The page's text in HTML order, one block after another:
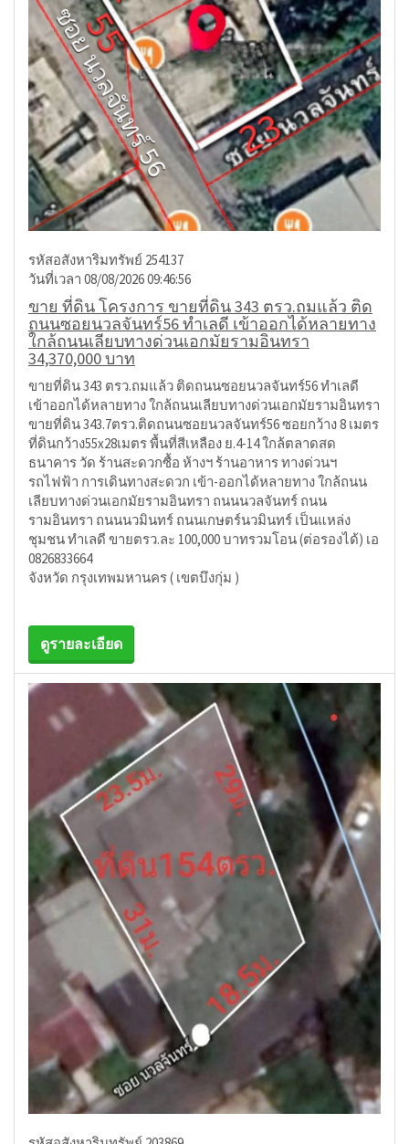
รหัสอสังหาริมทรัพย์ 254137
วันที่เวลา 08/08/2026 09:46:56
ขาย ที่ดิน โครงการ ขายที่ดิน 343 ตรว.ถมแล้ว ติด
ถนนซอยนวลจันทร์56 ทำเลดี เข้าออกได้หลายทาง
ใกล้ถนนเลียบทางด่วนเอกมัยรามอินทรา
34,370,000 บาท
ขายที่ดิน 343 ตรว.ถมแล้ว ติดถนนซอยนวลจันทร์56 ทำเลดี
เข้าออกได้หลายทาง ใกล้ถนนเลียบทางด่วนเอกมัยรามอินทรา
ขายที่ดิน 343.7ตรว.ติดถนนซอยนวลจันทร์56 ซอยกว้าง 8 เมตร
ที่ดินกว้าง55x28เมตร พื้นที่สีเหลือง ย.4-14 ใกล้ตลาดสด
ธนาคาร วัด ร้านสะดวกซื้อ ห้างฯ ร้านอาหาร ทางด่วนฯ
รถไฟฟ้า การเดินทางสะดวก เข้า-ออกได้หลายทาง ใกล้ถนน
เลียบทางด่วนเอกมัยรามอินทรา ถนนนวลจันทร์ ถนน
รามอินทรา ถนนนวมินทร์ ถนนเกษตร์นวมินทร์ เป็นแหล่ง
ชุมชน ทำเลดี ขายตรว.ละ 100,000 บาทรวมโอน (ต่อรองได้) เอ
0826833664
จังหวัด กรุงเทพมหานคร ( เขตบึงกุ่ม )
ดูรายละเอียด